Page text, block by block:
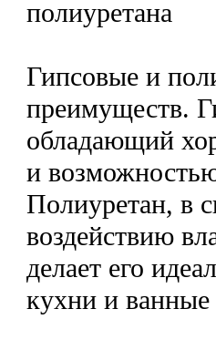
полиуретана
Гипсовые и
преимуществ.
обладающий
и
Полиуретан, в
воздействию
делает его
кухни и